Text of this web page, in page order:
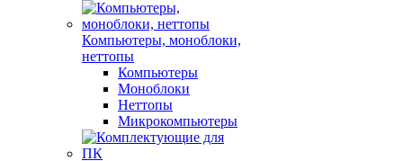
Компьютеры, моноблоки,
неттопы
Компьютеры
Моноблоки
Неттопы
Микрокомпьютеры